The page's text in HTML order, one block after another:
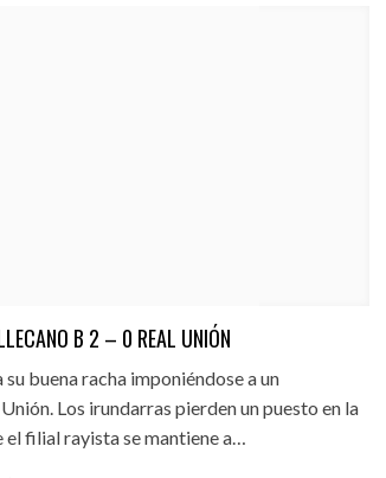
B 2 – 0 REAL UNIÓN
buena racha imponiéndose a un
Los irundarras pierden un puesto en la
el filial rayista se mantiene a…